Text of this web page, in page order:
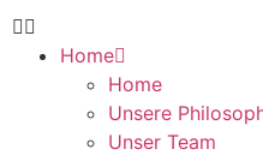
Home
Home
Unsere
Unser Team